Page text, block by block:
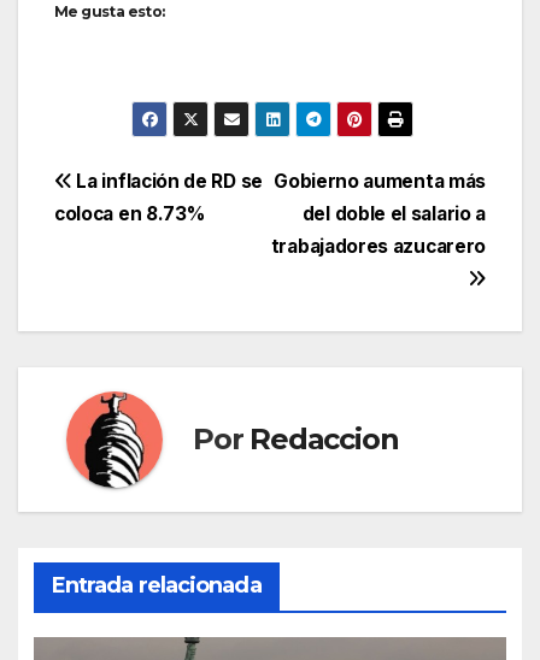
Me gusta esto:
Navegación Gobierno aumenta más
del doble el salario a
trabajadores azucarero
La inflación de RD se
coloca en 8.73%
Por Redaccion
Entrada relacionada